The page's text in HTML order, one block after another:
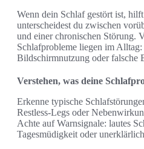
Wenn dein Schlaf gestört ist,
unterscheidest du zwischen
und einer chronischen Störung.
Schlafprobleme liegen im Alltag:
Bildschirmnutzung oder falsche
Verstehen, was deine
Erkenne typische
Restless-Legs oder
Achte auf Warnsignale: lautes
Tagesmüdigkeit oder